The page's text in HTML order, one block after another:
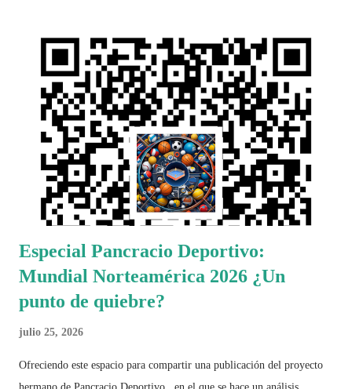
Especial Pancracio Deportivo:
Mundial Norteamérica 2026 ¿Un
punto de quiebre?
julio 25, 2026
Ofreciendo este espacio para compartir una publicación del proyecto